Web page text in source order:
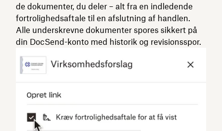
de dokumenter, du deler – alt fra en indledende
fortrolighedsaftale til en afslutning af handlen.
Alle underskrevne dokumenter spores sikkert på
din DocSend-konto med historik og revisionsspor.